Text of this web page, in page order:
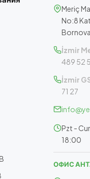
Meriç
No:8
İzmir
489 52
İzmir
71 27
Pzt -
18:00
ОФИС